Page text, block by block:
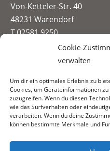
Cookie-
verwalten
Um dir ein optimales Erlebnis zu
Cookies, um Geräteinformationen
zuzugreifen. Wenn du diesen
wie das Surfverhalten oder
verarbeiten. Wenn du deine
können bestimmte Merkmale und
Von-Ketteler-Str. 40
48231 Warendorf
T 02581 9250
info@paul-spiegel-
Datenschutzerklärung
Informationen zur
Fachbereiche: